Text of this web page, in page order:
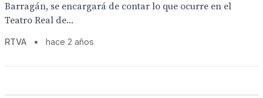
Barragán, se encargará de contar lo que ocurre en el
Teatro Real de...
RTVA • hace 2 años